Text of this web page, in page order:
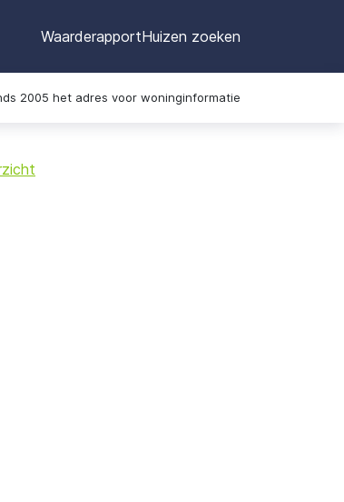
WaarderapportHuizen zoeken
2005 het adres voor woninginformatie